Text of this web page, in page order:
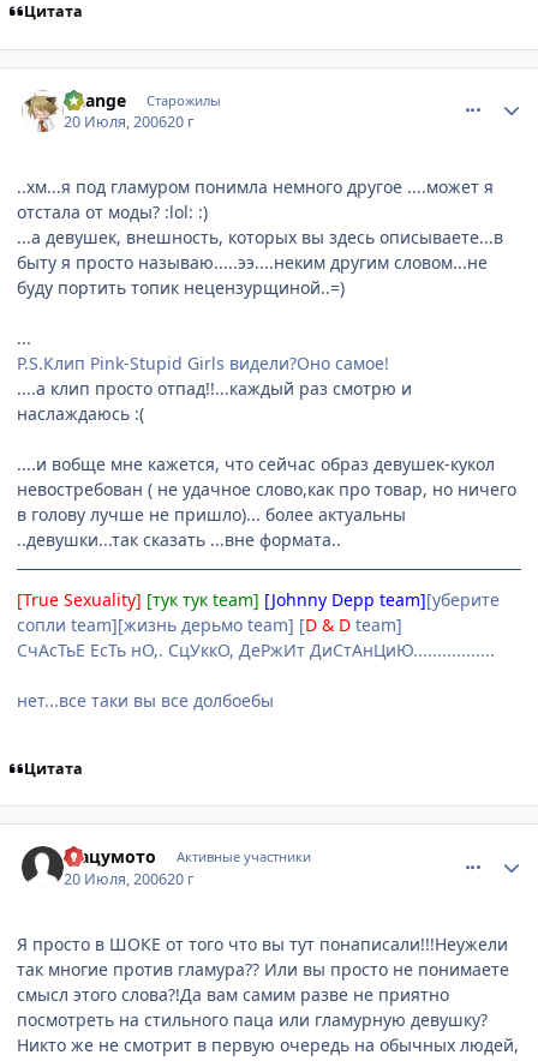
Цитата
Daange Старожилы
20 Июля, 200620 г
..хм...я под гламуром понимла немного другое ....может я
отстала от моды? :lol: :)
...а девушек, внешность, которых вы здесь описываете...в
быту я просто называю.....ээ....неким другим словом...не
буду портить топик нецензурщиной..=)
...
P.S.Клип Pink-Stupid Girls видели?Оно самое!
....а клип просто отпад!!...каждый раз смотрю и
наслаждаюсь :(
....и вобще мне кажется, что сейчас образ девушек-кукол
невостребован ( не удачное слово,как про товар, но ничего
в голову лучше не пришло)... более актуальны
..девушки...так сказать ...вне формата..
[True Sexuality] [тук тук team] [Johnny Depp team][уберите
сопли team][жизнь дерьмо team] [D & D team]
СчАсТьЕ ЕсТь нО,. СцУккО, ДеРжИт ДиСтАнЦиЮ.................
нет...все таки вы все долбоебы
Цитата
Мацумото Активные участники
20 Июля, 200620 г
Я просто в ШОКЕ от того что вы тут понаписали!!!Неужели
так многие против гламура?? Или вы просто не понимаете
смысл этого слова?!Да вам самим разве не приятно
посмотреть на стильного паца или гламурную девушку?
Никто же не смотрит в первую очередь на обычных людей,